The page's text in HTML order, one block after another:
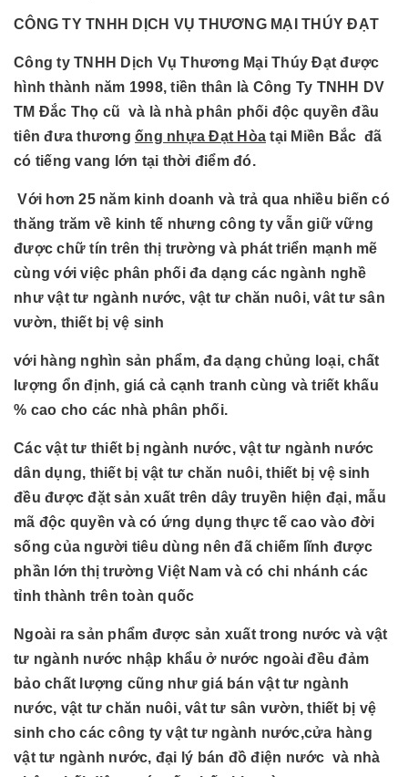
CÔNG TY TNHH DỊCH VỤ THƯƠNG MẠI THÚY ĐẠT
Công ty TNHH Dịch Vụ Thương Mại Thúy Đạt được
hình thành năm 1998, tiền thân là Công Ty TNHH DV
TM Đắc Thọ cũ và là nhà phân phối độc quyền đầu
tiên đưa thương ống nhựa Đạt Hòa tại Miền Bắc đã
có tiếng vang lớn tại thời điểm đó.
Với hơn 25 năm kinh doanh và trả qua nhiều biến có
thăng trăm về kinh tế nhưng công ty vẫn giữ vững
được chữ tín trên thị trường và phát triển mạnh mẽ
cùng với việc phân phối đa dạng các ngành nghề
như vật tư ngành nước, vật tư chăn nuôi, vât tư sân
vườn, thiết bị vệ sinh
với hàng nghìn sản phẩm, đa dạng chủng loại, chất
lượng ổn định, giá cả cạnh tranh cùng và triết khấu
% cao cho các nhà phân phối.
Các vật tư thiết bị ngành nước, vật tư ngành nước
dân dụng, thiết bị vật tư chăn nuôi, thiết bị vệ sinh
đều được đặt sản xuất trên dây truyền hiện đại, mẫu
mã độc quyền và có ứng dụng thực tế cao vào đời
sống của người tiêu dùng nên đã chiếm lĩnh được
phần lớn thị trường Việt Nam và có chi nhánh các
tỉnh thành trên toàn quốc
Ngoài ra sản phẩm được sản xuất trong nước và vật
tư ngành nước nhập khẩu ở nước ngoài đều đảm
bảo chất lượng cũng như giá bán vật tư ngành
nước, vật tư chăn nuôi, vât tư sân vườn, thiết bị vệ
sinh cho các công ty vật tư ngành nước,cửa hàng
vật tư ngành nước, đại lý bán đồ điện nước và nhà